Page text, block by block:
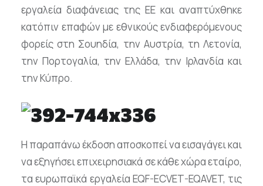
εργαλεία διαφάνειας της ΕΕ και αναπτύχθηκε
κατόπιν επαφών με εθνικούς ενδιαφερόμενους
φορείς στη Σουηδία, την Αυστρία, τη Λετονία,
την Πορτογαλία, την Ελλάδα, την Ιρλανδία και
την Κύπρο.
Η παραπάνω έκδοση αποσκοπεί να εισαγάγει και
να εξηγήσει επιχειρησιακά σε κάθε χώρα εταίρο,
τα ευρωπαϊκά εργαλεία EQF-ECVET-EQAVET, τις